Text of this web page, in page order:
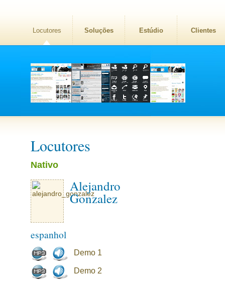
Locutores Soluções Estúdio Clientes
Locutores
Nativo
Alejandro
Gonzalez
espanhol
Demo 1
Demo 2